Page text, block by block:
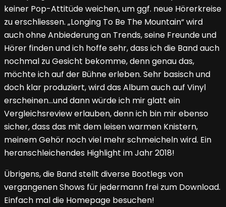
keiner Pop-Attitüde weichen, um ggf. neue Hörerkreise
zu erschliessen. „Longing To Be The Mountain“ wird
auch ohne Anbiederung an Trends, seine Freunde und
Hörer finden und ich hoffe sehr, dass ich die Band auch
nochmal zu Gesicht bekomme, denn genau das,
möchte ich auf der Bühne erleben. Sehr basisch und
doch klar produziert, wird das Album auch auf Vinyl
erscheinen…und dann würde ich mir glatt ein
Vergleichsreview erlauben, denn ich bin mir ebenso
sicher, dass das mit dem leisen warmen Knistern,
meinem Gehör noch viel mehr schmeicheln wird. Ein
heranschleichendes Highlight im Jahr 2018!
Übrigens, die Band stellt diverse Bootlegs von
vergangenen Shows für jedermann frei zum Download.
Einfach mal die Homepage besuchen!